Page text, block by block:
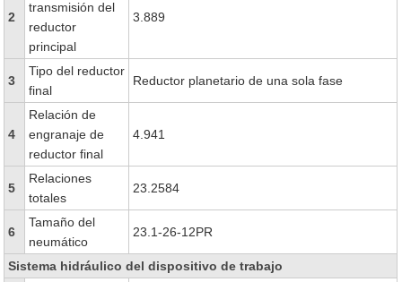
2
transmisión del
reductor
principal
3.889
3
Tipo del reductor
final
Reductor planetario de una sola fase
4
Relación de
engranaje de
reductor final
4.941
5
Relaciones
totales
23.2584
6
Tamaño del
neumático
23.1-26-12PR
Sistema hidráulico del dispositivo de trabajo